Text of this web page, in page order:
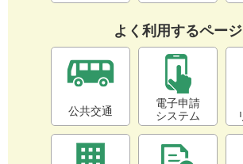
よく利用するページ
公共交通
電子申請
システム